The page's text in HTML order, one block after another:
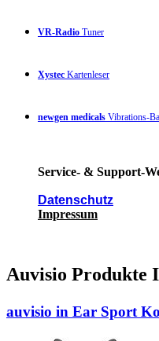
VR-Radio Tuner
Xystec Kartenleser
newgen medicals Vibrations-
Service- & Support-
Datenschutz
Impressum
Auvisio Produkte
auvisio in Ear Sport